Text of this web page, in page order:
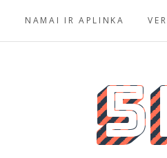
NAMAI IR APLINKA